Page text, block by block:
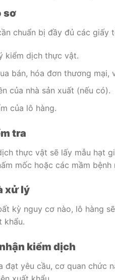
sơ
chuẩn bị đầy đủ các
kiểm dịch thực vật.
bán, hóa đơn thương mại,
của nhà sản xuất (nếu có).
của lô hàng.
tra
thực vật sẽ lấy mẫu hạt
mốc hoặc các mầm bệnh
xử lý
kỳ nguy cơ nào, lô hàng
khẩu.
kiểm dịch
đạt yêu cầu, cơ quan chức